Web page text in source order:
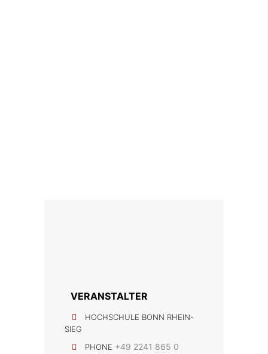
VERANSTALTER
HOCHSCHULE BONN RHEIN-
SIEG
PHONE +49 2241 865 0